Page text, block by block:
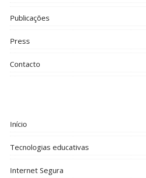
Publicações
Press
Contacto
Início
Tecnologias educativas
Internet Segura